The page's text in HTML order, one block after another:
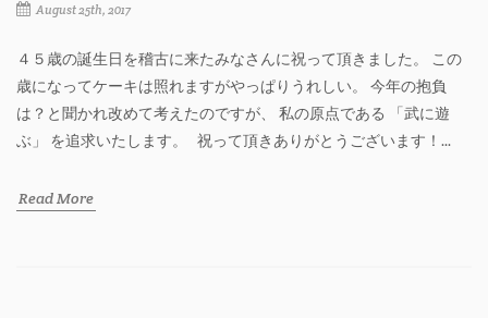
August 25th, 2017
４５歳の誕生日を稽古に来たみなさんに祝って頂きました。 この
歳になってケーキは照れますがやっぱりうれしい。 今年の抱負
は？と聞かれ改めて考えたのですが、 私の原点である 「武に遊
ぶ」 を追求いたします。 祝って頂きありがとうございます！...
Read More